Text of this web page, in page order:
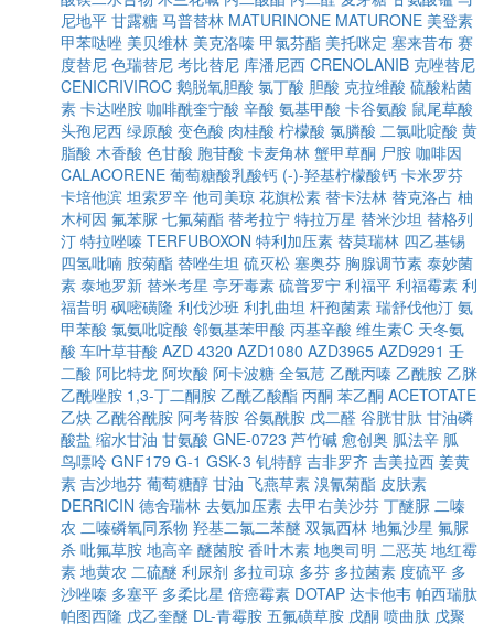
尼地平 甘露糖 马普替林 MATURINONE MATURONE 美登素
甲苯哒唑 美贝维林 美克洛嗪 甲氯芬酯 美托咪定 塞来昔布 赛
度替尼 色瑞替尼 考比替尼 库潘尼西 CRENOLANIB 克唑替尼
CENICRIVIROC 鹅脱氧胆酸 氯丁酸 胆酸 克拉维酸 硫酸粘菌
素 卡达唑胺 咖啡酰奎宁酸 辛酸 氨基甲酸 卡谷氨酸 鼠尾草酸
头孢尼西 绿原酸 变色酸 肉桂酸 柠檬酸 氯膦酸 二氯吡啶酸 黄
脂酸 木香酸 色甘酸 胞苷酸 卡麦角林 蟹甲草酮 尸胺 咖啡因
CALACORENE 葡萄糖酸乳酸钙 (-)-羟基柠檬酸钙 卡米罗芬
卡培他滨 坦索罗辛 他司美琼 花旗松素 替卡法林 替克洛占 柚
木柯因 氟苯脲 七氟菊酯 替考拉宁 特拉万星 替米沙坦 替格列
汀 特拉唑嗪 TERFUBOXON 特利加压素 替莫瑞林 四乙基锡
四氢吡喃 胺菊酯 替唑生坦 硫灭松 塞奥芬 胸腺调节素 泰妙菌
素 泰地罗新 替米考星 亭牙毒素 硫普罗宁 利福平 利福霉素 利
福昔明 砜嘧磺隆 利伐沙班 利扎曲坦 杆孢菌素 瑞舒伐他汀 氨
甲苯酸 氯氨吡啶酸 邻氨基苯甲酸 丙基辛酸 维生素C 天冬氨
酸 车叶草苷酸 AZD 4320 AZD1080 AZD3965 AZD9291 壬
二酸 阿比特龙 阿坎酸 阿卡波糖 全氢苊 乙酰丙嗪 乙酰胺 乙脒
乙酰唑胺 1,3-丁二酮胺 乙酰乙酸酯 丙酮 苯乙酮 ACETOTATE
乙炔 乙酰谷酰胺 阿考替胺 谷氨酰胺 戊二醛 谷胱甘肽 甘油磷
酸盐 缩水甘油 甘氨酸 GNE-0723 芦竹碱 愈创奥 胍法辛 胍
鸟嘌呤 GNF179 G-1 GSK-3 钆特醇 吉非罗齐 吉美拉西 姜黄
素 吉沙地芬 葡萄糖醇 甘油 飞燕草素 溴氰菊酯 皮肤素
DERRICIN 德舍瑞林 去氨加压素 去甲右美沙芬 丁醚脲 二嗪
农 二嗪磷氧同系物 羟基二氯二苯醚 双氯西林 地氟沙星 氟脲
杀 吡氟草胺 地高辛 醚菌胺 香叶木素 地奥司明 二恶英 地红霉
素 地黄农 二硫醚 利尿剂 多拉司琼 多芬 多拉菌素 度硫平 多
沙唑嗪 多塞平 多柔比星 倍癌霉素 DOTAP 达卡他韦 帕西瑞肽
帕图西隆 戊乙奎醚 DL-青霉胺 五氟磺草胺 戊酮 喷曲肽 戊聚